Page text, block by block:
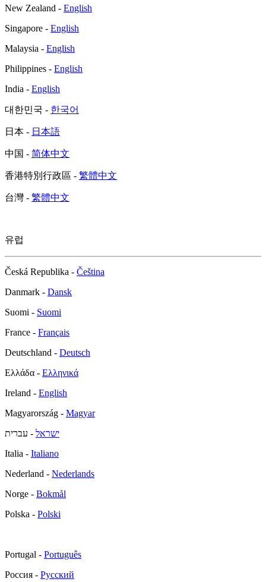
New Zealand - English
Singapore - English
Malaysia - English
Philippines - English
India - English
대한민국 - 한국어
日本 - 日本語
中国 - 简体中文
香港特別行政區 - 繁體中文
台灣 - 繁體中文
유럽
Česká Republika - Čeština
Danmark - Dansk
Suomi - Suomi
France - Français
Deutschland - Deutsch
Ελλάδα - Ελληνικά
Ireland - English
Magyarország - Magyar
ישראל - עברית
Italia - Italiano
Nederland - Nederlands
Norge - Bokmål
Polska - Polski
Portugal - Português
Россия - Русский